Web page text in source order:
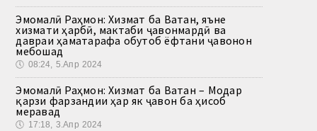
Эмомалӣ Раҳмон: Хизмат ба Ватан, яъне
хизмати ҳарбӣ, мактаби ҷавонмардӣ ва
давраи ҳаматарафа обутоб ёфтани ҷавонон
мебошад
🕔 08:24, 5.Апр 2024
Эмомалӣ Раҳмон: Хизмат ба Ватан – Модар
қарзи фарзандии ҳар як ҷавон ба ҳисоб
меравад
🕔 17:18, 3.Апр 2024